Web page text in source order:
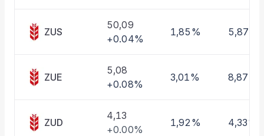
ZUS
50,09
+0.04%
1,85% 5,87%
ZUE
5,08
+0.08%
3,01% 8,87%
ZUD
4,13
+0.00%
1,92% 4,33%